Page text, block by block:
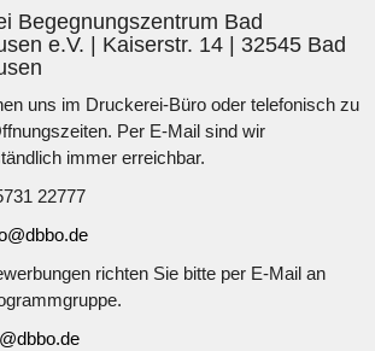
Begegnungszentrum Bad
e.V. | Kaiserstr. 14 | 32545 Bad
uns im Druckerei-Büro oder telefonisch zu
Per E-Mail sind wir
immer erreichbar.
22777
richten Sie bitte per E-Mail an